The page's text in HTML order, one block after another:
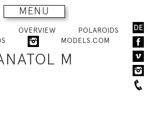
MENU
DE
OVERVIEW
POLAROIDS
MODELS.COM
M